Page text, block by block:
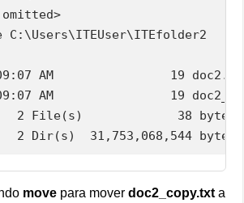
09:07 AM                19
09:07 AM                19
2 File(s)             38 bytes
2 Dir(s)  31,753,068,544 bytes
move para moverdoc2_copy.txt a